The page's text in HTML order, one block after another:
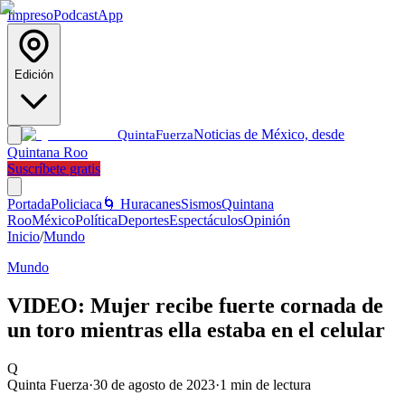
ImpresoPodcastApp
Edición
QuintaFuerzaNoticias de México, desde
Quintana Roo
Suscríbete gratis
PortadaPoliciaca 🌀 HuracanesSismosQuintana
RooMéxicoPolíticaDeportesEspectáculosOpinión
Inicio/Mundo
Mundo
VIDEO: Mujer recibe fuerte cornada de
un toro mientras ella estaba en el celular
Q
Quinta Fuerza·30 de agosto de 2023·1 min de lectura